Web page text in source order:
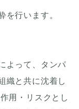
を行います。
よって、タンパ
織と共に沈着し
用・リスクとし